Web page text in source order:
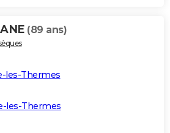
(89 ans)
les-Thermes
les-Thermes